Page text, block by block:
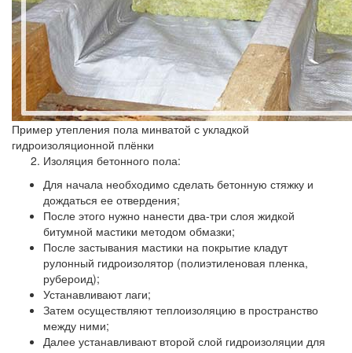
Пример утепления пола минватой с укладкой
гидроизоляционной плёнки
Изоляция бетонного пола:
Для начала необходимо сделать бетонную стяжку и
дождаться ее отвердения;
После этого нужно нанести два-три слоя жидкой
битумной мастики методом обмазки;
После застывания мастики на покрытие кладут
рулонный гидроизолятор (полиэтиленовая пленка,
рубероид);
Устанавливают лаги;
Затем осуществляют теплоизоляцию в пространство
между ними;
Далее устанавливают второй слой гидроизоляции для